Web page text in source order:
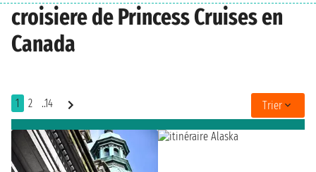
croisiere de Princess Cruises en
Canada
1 2 ..14 Trier